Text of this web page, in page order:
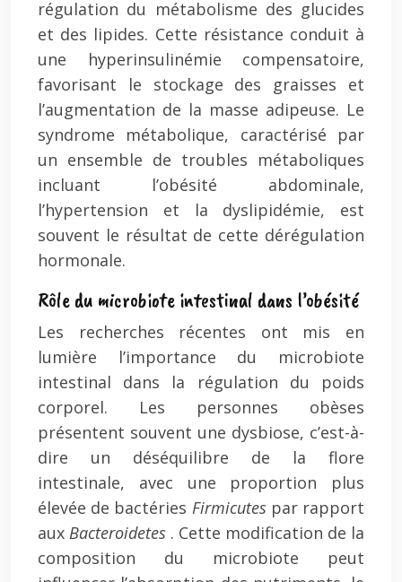
régulation du métabolisme des glucides
et des lipides. Cette résistance conduit à
une hyperinsulinémie compensatoire,
favorisant le stockage des graisses et
l’augmentation de la masse adipeuse. Le
syndrome métabolique, caractérisé par
un ensemble de troubles métaboliques
incluant l’obésité abdominale,
l’hypertension et la dyslipidémie, est
souvent le résultat de cette dérégulation
hormonale.
Rôle du microbiote intestinal dans l’obésité
Les recherches récentes ont mis en
lumière l’importance du microbiote
intestinal dans la régulation du poids
corporel. Les personnes obèses
présentent souvent une dysbiose, c’est-à-
dire un déséquilibre de la flore
intestinale, avec une proportion plus
élevée de bactéries Firmicutes par rapport
aux Bacteroidetes . Cette modification de la
composition du microbiote peut